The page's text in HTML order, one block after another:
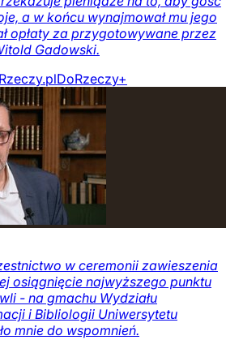
a w końcu wynajmował mu jego
opłaty za przygotowywane przez
Gadowski.
DoRzeczy+
w ceremonii zawieszenia
osiągnięcie najwyższego punktu
- na gmachu Wydziału
i Bibliologii Uniwersytetu
mnie do wspomnień.